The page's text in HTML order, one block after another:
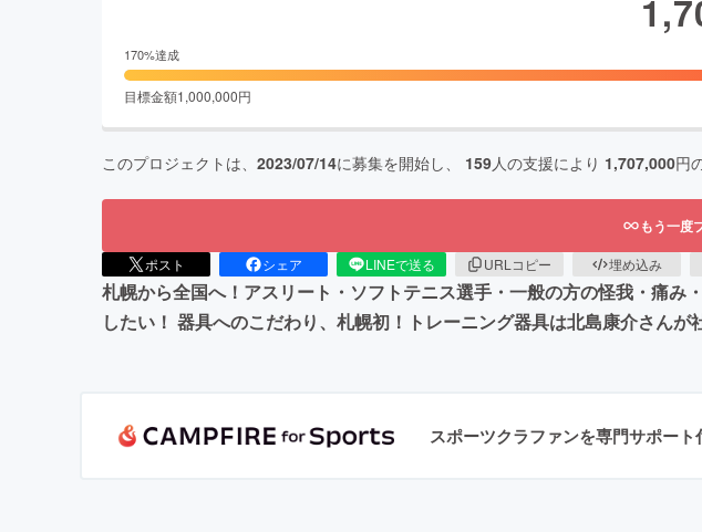
170%達成
目標金額1,000,000円
このプロジェクトは、 2023/07/14に募集を開始し、 159人の支援により 1,707,000円
もう一度
ポスト シェア LINEで送る URLコピー 埋め込み
札幌から全国へ！アスリート・ソフトテニス選手・一般の方の怪我・痛
したい！ 器具へのこだわり、札幌初！トレーニング器具は北島康介さん
スポーツクラファンを専門サポート